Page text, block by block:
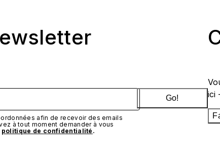
afin de recevoir des emails
à tout moment demander à vous
politique de confidentialité .
Go!
ici